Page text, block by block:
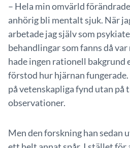
– Hela min omvärld
anhörig bli mentalt sjuk. När
arbetade jag själv som
behandlingar som fanns då
hade ingen rationell bakgrund
förstod hur hjärnan
på vetenskapliga fynd utan på
observationer.
Men den forskning han sedan